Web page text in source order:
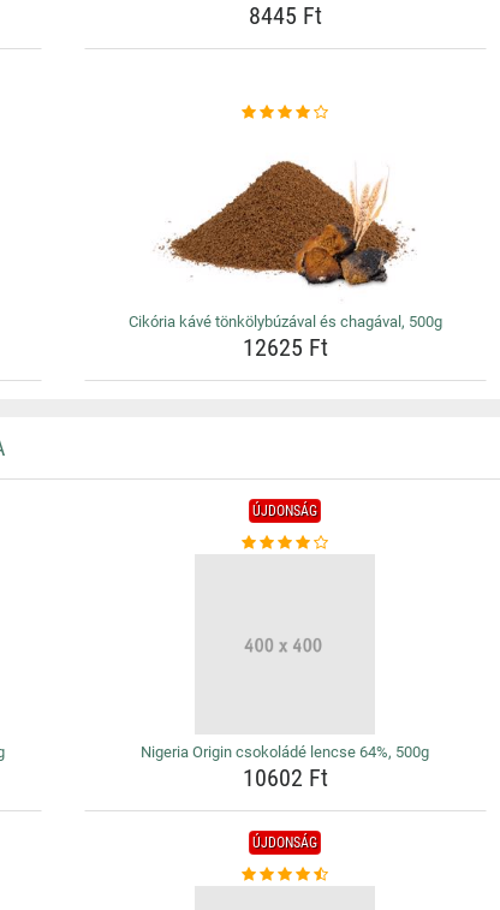
8445 Ft
Cikória kávé tönkölybúzával és chagával, 500g
12625 Ft
ÚJDONSÁG
Nigeria Origin csokoládé lencse 64%, 500g
10602 Ft
ÚJDONSÁG